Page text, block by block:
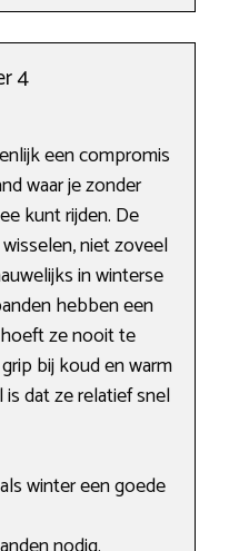
4
een compromis
waar je zonder
kunt rijden. De
niet zoveel
in winterse
hebben een
ze nooit te
bij koud en warm
is dat ze relatief snel
winter een goede